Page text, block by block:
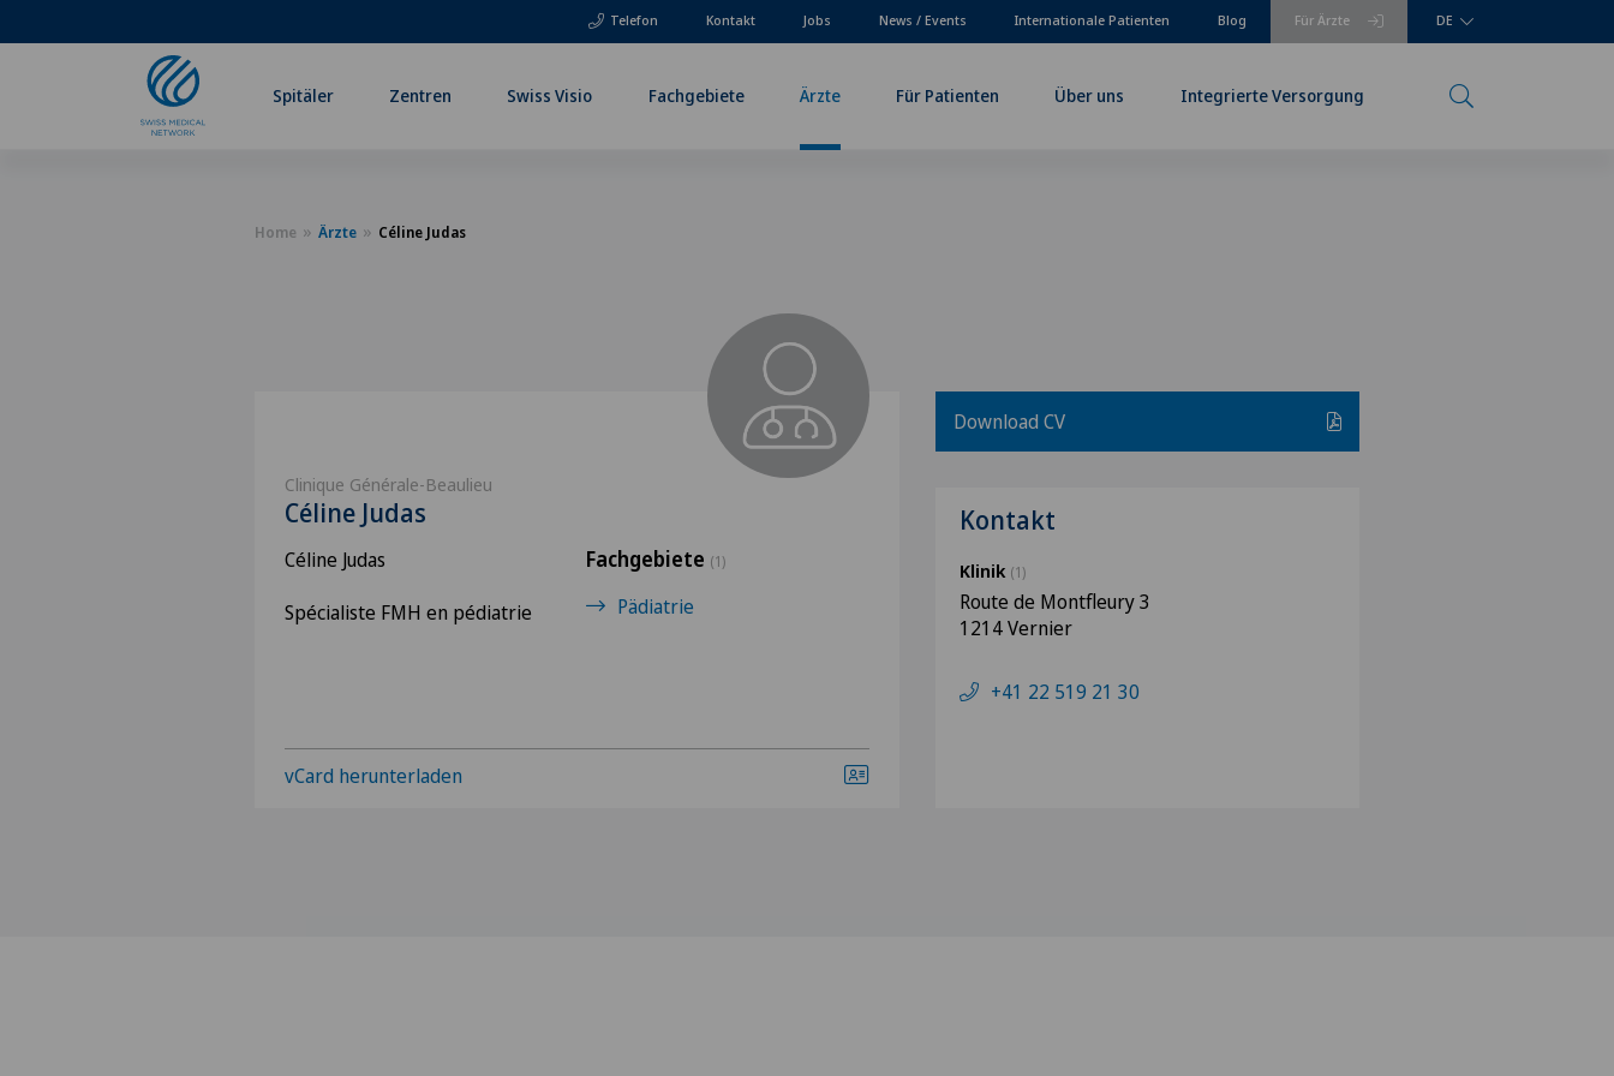
Telefon Für Ärzte
Kontakt Jobs News / Events Internationale Patienten Blog DE
Spitäler Zentren Swiss Visio Fachgebiete Ärzte Für Patienten Über uns Integrierte Versorgung
Home Ärzte Céline Judas
Clinique Générale-Beaulieu
Céline Judas
Céline Judas
Spécialiste FMH en pédiatrie
Fachgebiete (1)
Pädiatrie
vCard herunterladen
Download CV
Kontakt
Klinik (1)
Route de Montfleury 3
1214 Vernier
+41 22 519 21 30